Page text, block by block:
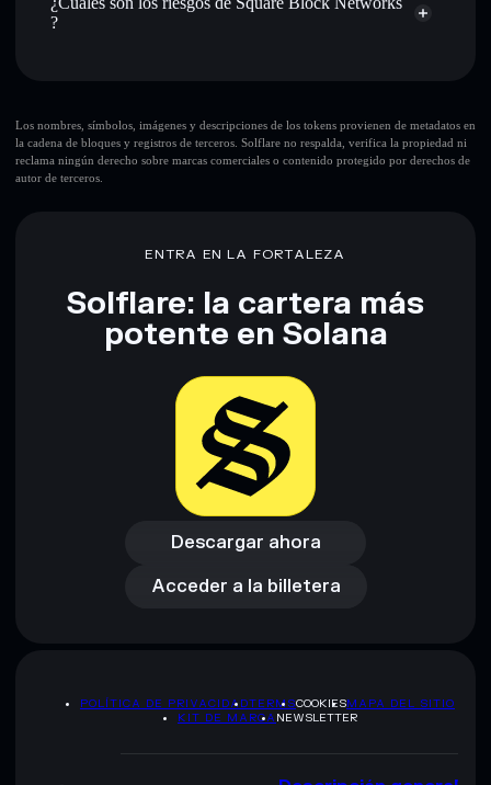
?
Descargo de responsabilidad: Esta información tiene
Los nombres, símbolos, imágenes y descripciones de los tokens provienen de metadatos en
la cadena de bloques y registros de terceros. Solflare no respalda, verifica la propiedad ni
reclama ningún derecho sobre marcas comerciales o contenido protegido por derechos de
autor de terceros.
ENTRA EN LA FORTALEZA
Solflare: la cartera más
potente en Solana
Descargar ahora
Descargar ahora
Acceder a la billetera
Acceder a la billetera
POLÍTICA DE PRIVACIDADTERMSCOOKIESMAPA DEL SITIO
KIT DE MARCA NEWSLETTER